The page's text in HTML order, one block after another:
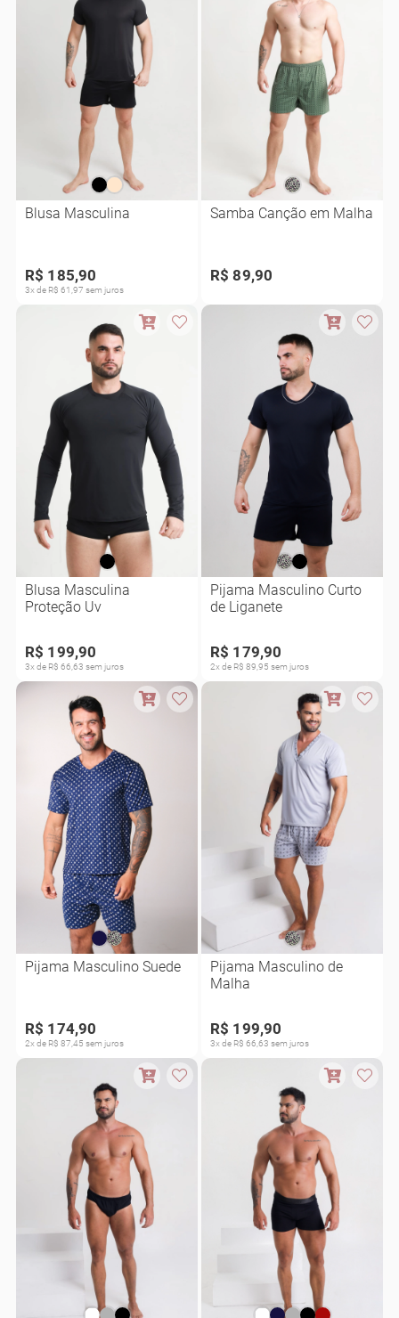
Blusa Masculina
R$ 185,90
3x de R$ 61,97 sem juros
Samba Canção em Malha
R$ 89,90
Blusa Masculina
Proteção Uv
R$ 199,90
3x de R$ 66,63 sem juros
Pijama Masculino Curto
de Liganete
R$ 179,90
2x de R$ 89,95 sem juros
Pijama Masculino Suede
R$ 174,90
2x de R$ 87,45 sem juros
Pijama Masculino de
Malha
R$ 199,90
3x de R$ 66,63 sem juros